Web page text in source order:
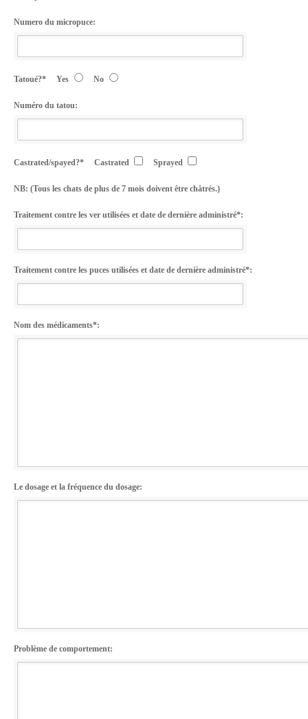
Numero du micropuce:
Tatoué?* Yes No
Numéro du tatou:
Castrated/spayed?* Castrated Sprayed
NB: (Tous les chats de plus de 7 mois doivent être châtrés.)
Traitement contre les ver utilisées et date de dernière administré*:
Traitement contre les puces utilisées et date de dernière administré*:
Nom des médicaments*:
Le dosage et la fréquence du dosage:
Problème de comportement: